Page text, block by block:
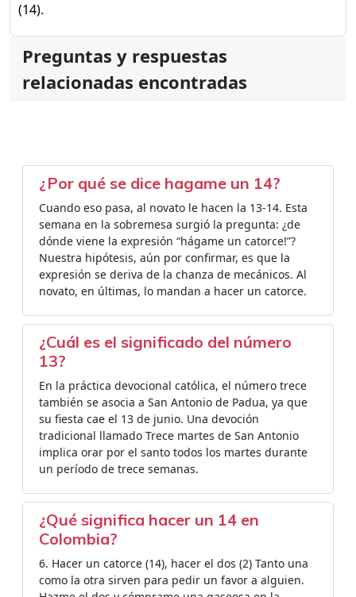
(14).
Preguntas y respuestas
relacionadas encontradas
¿Por qué se dice hagame un 14?
Cuando eso pasa, al novato le hacen la 13-14. Esta
semana en la sobremesa surgió la pregunta: ¿de
dónde viene la expresión “hágame un catorce!”?
Nuestra hipótesis, aún por confirmar, es que la
expresión se deriva de la chanza de mecánicos. Al
novato, en últimas, lo mandan a hacer un catorce.
¿Cuál es el significado del número
13?
En la práctica devocional católica, el número trece
también se asocia a San Antonio de Padua, ya que
su fiesta cae el 13 de junio. Una devoción
tradicional llamado Trece martes de San Antonio
implica orar por el santo todos los martes durante
un período de trece semanas.
¿Qué significa hacer un 14 en
Colombia?
6. Hacer un catorce (14), hacer el dos (2) Tanto una
como la otra sirven para pedir un favor a alguien.